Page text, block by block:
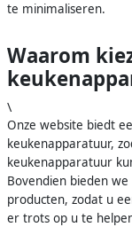
te minimaliseren.
Waarom
\
Onze website biedt
keukenapparatuur,
keukenapparatuur
Bovendien bieden
producten, zodat u
er trots op u te